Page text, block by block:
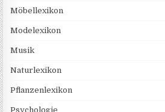
Möbellexikon
Modelexikon
Musik
Naturlexikon
Pflanzenlexikon
Psychologie